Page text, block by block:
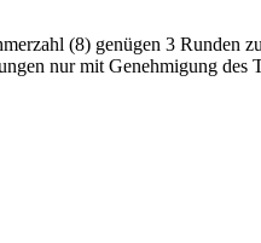
(8) genügen 3 Runden
nur mit Genehmigung des